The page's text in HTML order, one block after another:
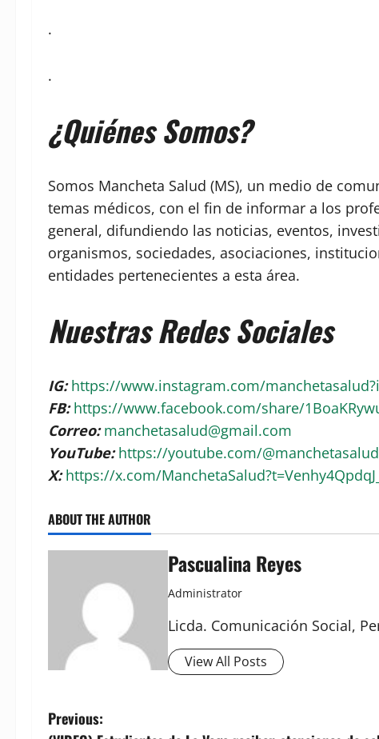
.
.
¿Quiénes Somos?
Somos Mancheta Salud (MS), un medio de
temas médicos, con el fin de informar a los
general, difundiendo las noticias, eventos,
organismos, sociedades, asociaciones,
entidades pertenecientes a esta área.
Nuestras Redes Sociales
IG:https://www.instagram.com/
FB:https://www.facebook.com/share/
Correo:manchetasalud@gmail.com
YouTube: https://youtube.com/
X:https://x.com/
ABOUT THE AUTHOR
Pascualina Reyes
Administrator
Licda. Comunicación Social,
View All Posts
P
Previous: